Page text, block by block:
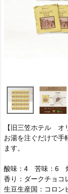
【旧三笠ホテル オ
お湯を注ぐだけで手
ます。
酸味：4 苦味：6
香り：ダークチョコ
生豆生産国：コロン